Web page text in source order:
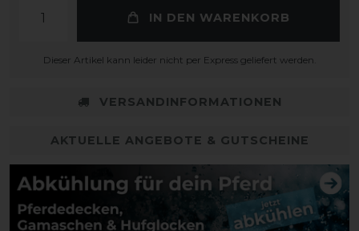
IN DEN WARENKORB
Dieser Artikel kann leider nicht per Express geliefert werden.
VERSANDINFORMATIONEN
AKTUELLE ANGEBOTE & GUTSCHEINE